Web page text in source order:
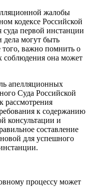
жалобы
кодексе Российской
первой инстанции
дела могут быть
важно помнить о
соблюдения она может
апелляционных
Суда Российской
рассмотрения
к содержанию
консультации и
составление
для успешного
процессу может